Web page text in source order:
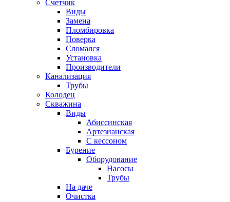
Счетчик
Виды
Замена
Пломбировка
Поверка
Сломался
Установка
Производители
Канализация
Трубы
Колодец
Скважина
Виды
Абиссинская
Артезианская
С кессоном
Бурение
Оборудование
Насосы
Трубы
На даче
Очистка